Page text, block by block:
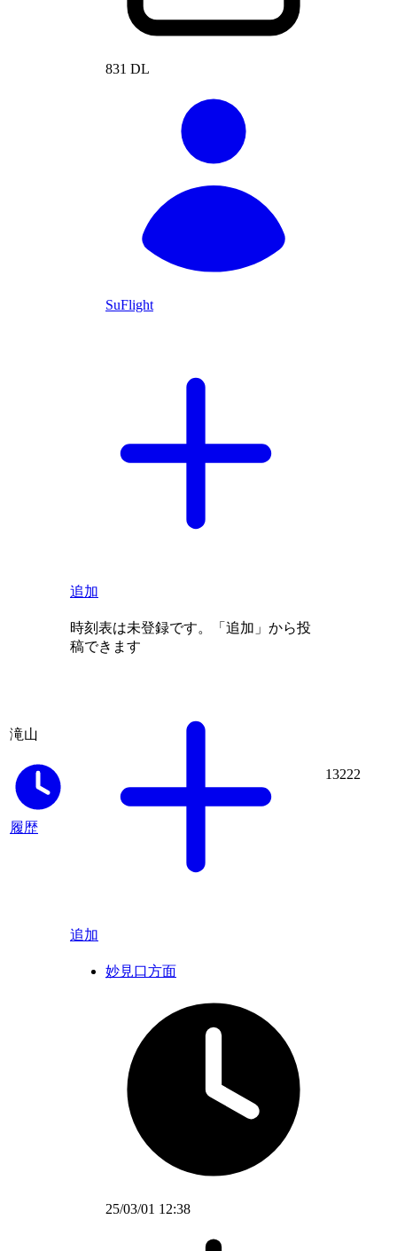
831 DL
SuFlight
追加
滝山
履歴
時刻表は未登録です。「追加」から投
稿できます
追加
13222
妙見口方面
25/03/01 12:38